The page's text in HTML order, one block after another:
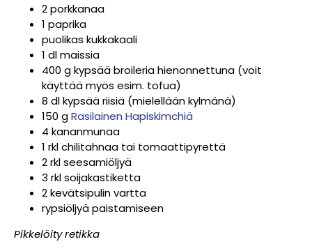
2 porkkanaa
1 paprika
puolikas kukkakaali
1 dl maissia
400 g kypsää broileria hienonnettuna (voit
käyttää myös esim. tofua)
8 dl kypsää riisiä (mielellään kylmänä)
150 gRasilainen Hapiskimchiä
4 kananmunaa
1 rkl chilitahnaa tai tomaattipyrettä
2 rkl seesamiöljyä
3 rkl soijakastiketta
2 kevätsipulin vartta
rypsiöljyä paistamiseen
Pikkelöity retikka